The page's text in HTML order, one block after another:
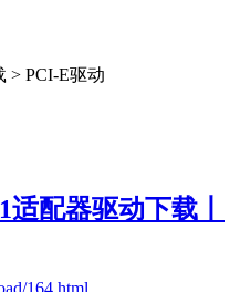
> PCI-E驱动
配器驱动下载丨
164.html